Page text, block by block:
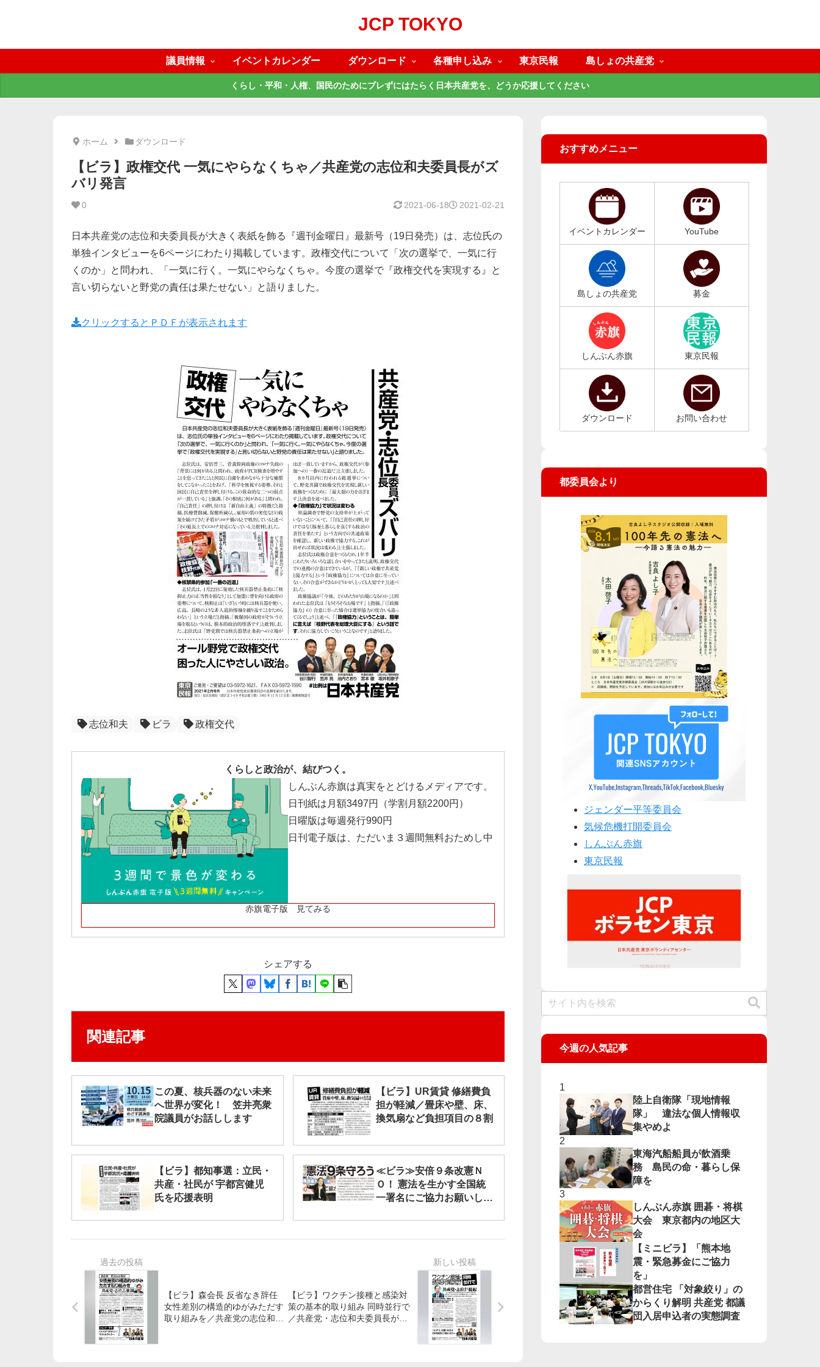
JCP TOKYO
議員情報 イベントカレンダー ダウンロード 各種申し込み 東京民報 島しょの共産党
くらし・平和・人権、国民のためにブレずにはたらく日本共産党を、どうか応援してください
ホーム ダウンロード
【ビラ】政権交代 一気にやらなくちゃ／共産党の志位和夫委員長がズ
バリ発言
0 2021-02-21
2021-06-18
日本共産党の志位和夫委員長が大きく表紙を飾る『週刊金曜日』最新号（19日発売）は、志位氏の
単独インタビューを6ページにわたり掲載しています。政権交代について「次の選挙で、一気に行
くのか」と問われ、「一気に行く。一気にやらなくちゃ。今度の選挙で『政権交代を実現する』と
言い切らないと野党の責任は果たせない」と語りました。
クリックするとＰＤＦが表示されます
志位和夫 ビラ 政権交代
くらしと政治が、結びつく。
しんぶん赤旗は真実をとどけるメディアです。
日刊紙は月額3497円（学割月額2200円）
日曜版は毎週発行990円
日刊電子版は、ただいま３週間無料おためし中
赤旗電子版 見てみる
シェアする
関連記事
この夏、核兵器のない未来
へ世界が変化！ 笠井亮衆
院議員がお話しします
【ビラ】UR賃貸 修繕費負
担が軽減／畳床や壁、床、
換気扇など負担項目の８割
【ビラ】都知事選：立民・
共産・社民が 宇都宮健児
氏を応援表明
≪ビラ≫安倍９条改憲Ｎ
Ｏ！ 憲法を生かす全国統
一署名にご協力お願いしま
【ビラ】森会長 反省なき辞任
女性差別の構造的ゆがみただす
取り組みを／共産党の志位和夫
【ビラ】ワクチン接種と感染対
策の基本的取り組み 同時並行で
／共産党・志位和夫委員長が提
おすすめメニュー
イベントカレンダー YouTube
島しょの共産党 募金
しんぶん赤旗 東京民報
ダウンロード お問い合わせ
都委員会より
ジェンダー平等委員会
気候危機打開委員会
しんぶん赤旗
東京民報
今週の人気記事
陸上自衛隊「現地情報
隊」 違法な個人情報収
集やめよ
東海汽船船員が飲酒乗
務 島民の命・暮らし保
障を
しんぶん赤旗 囲碁・将棋
大会 東京都内の地区大
会
【ミニビラ】「熊本地
震・緊急募金にご協力
を」
都営住宅 「対象絞り」の
からくり解明 共産党 都議
団入居申込者の実態調査